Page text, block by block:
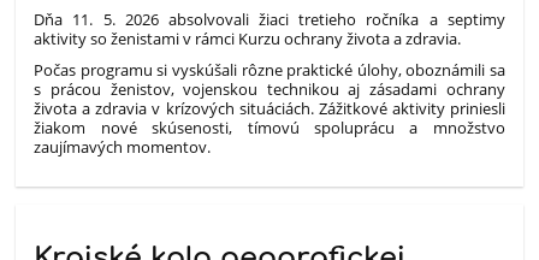
Dňa 11. 5. 2026 absolvovali žiaci tretieho ročníka a septimy
aktivity so ženistami v rámci Kurzu ochrany života a zdravia.
Počas programu si vyskúšali rôzne praktické úlohy, oboznámili sa
s prácou ženistov, vojenskou technikou aj zásadami ochrany
života a zdravia v krízových situáciách. Zážitkové aktivity priniesli
žiakom nové skúsenosti, tímovú spoluprácu a množstvo
zaujímavých momentov.